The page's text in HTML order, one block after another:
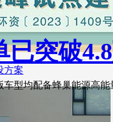
方案
已突破
型均配备蜂巢能源高